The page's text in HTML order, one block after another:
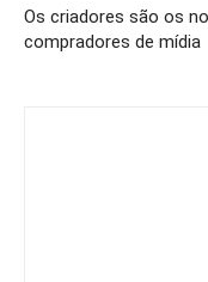
Os criadores são os
compradores de mídia